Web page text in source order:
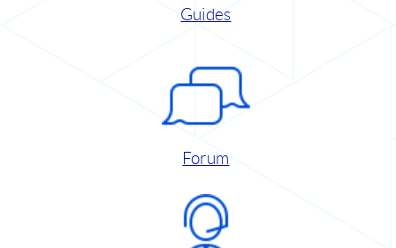
Guides
Forum